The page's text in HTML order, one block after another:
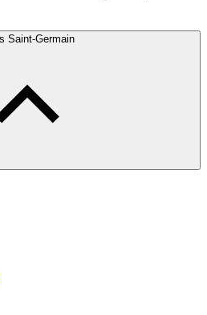
Saint-Germain